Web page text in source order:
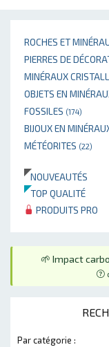
ROCHES ET
PIERRES DE
MINÉRAUX
OBJETS EN
FOSSILES (174)
BIJOUX EN
MÉTÉORITES (22)
NOUVEAUTÉS
TOP QUALITÉ
PRODUITS PRO
🌱 Impact
Par catégorie :